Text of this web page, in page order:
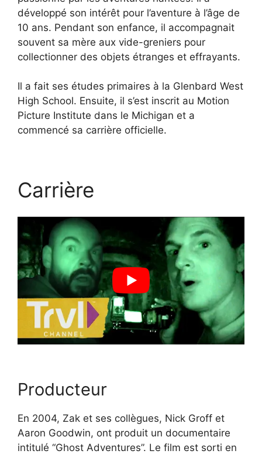
développé son intérêt pour l’aventure à l’âge de
10 ans. Pendant son enfance, il accompagnait
souvent sa mère aux vide-greniers pour
collectionner des objets étranges et effrayants.
Il a fait ses études primaires à la Glenbard West
High School. Ensuite, il s’est inscrit au Motion
Picture Institute dans le Michigan et a
commencé sa carrière officielle.
Carrière
Producteur
En 2004, Zak et ses collègues, Nick Groff et
Aaron Goodwin, ont produit un documentaire
intitulé “Ghost Adventures”. Le film est sorti en